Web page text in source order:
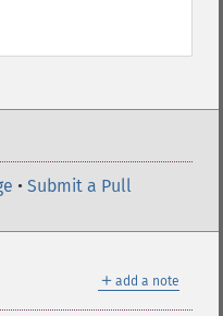
• Submit a Pull
＋ add a note